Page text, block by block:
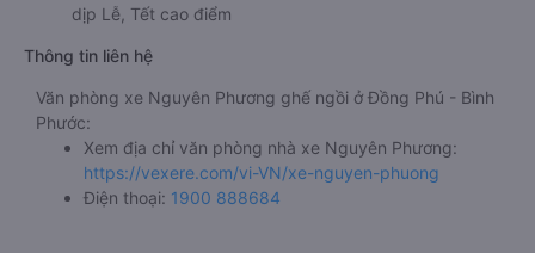
dịp Lễ, Tết cao điểm
Thông tin liên hệ
Văn phòng xe Nguyên Phương ghế ngồi ở Đồng Phú - Bình
Phước:
Xem địa chỉ văn phòng nhà xe Nguyên Phương:
https://vexere.com/vi-VN/xe-nguyen-phuong
Điện thoại: 1900 888684